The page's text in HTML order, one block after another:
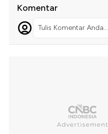
Komentar
Tulis Komentar Anda...